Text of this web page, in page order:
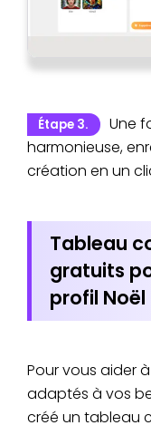
Étape 3.
Une
harmonieuse,
création en un
Tableau
gratuits
profil Noël
Pour vous aider
adaptés à vos
créé un tableau